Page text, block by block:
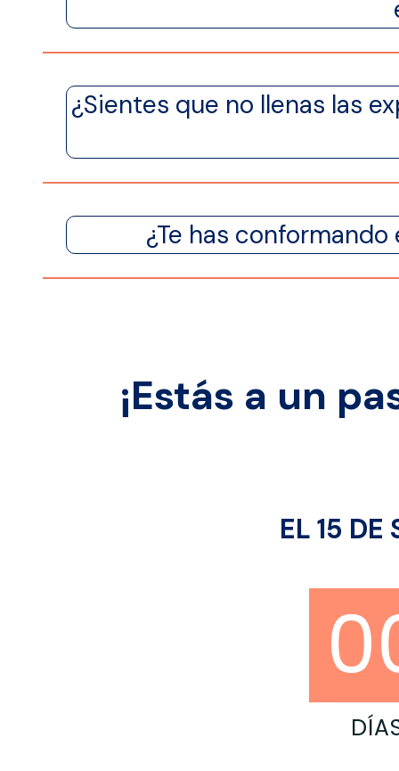
¿Sientes que no llenas las
¿Te has
¡Estás a un
EL 15 DE